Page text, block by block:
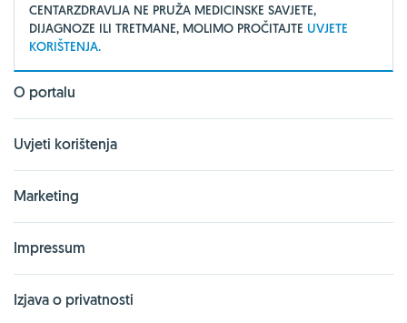
CENTARZDRAVLJA NE PRUŽA MEDICINSKE SAVJETE,
DIJAGNOZE ILI TRETMANE, MOLIMO PROČITAJTE UVJETE
KORIŠTENJA.
O portalu
Uvjeti korištenja
Marketing
Impressum
Izjava o privatnosti